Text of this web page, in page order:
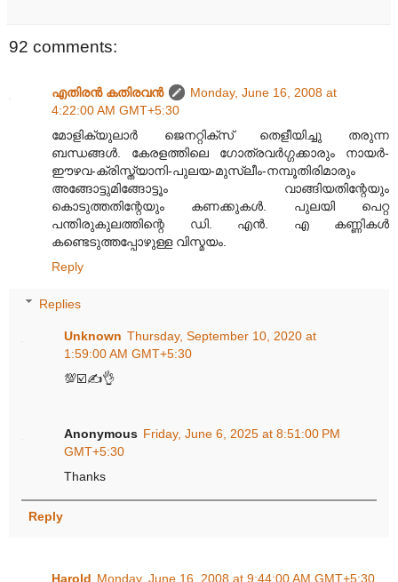
92 comments:
എതിരന്‍ കതിരവന്‍
Monday, June 16, 2008 at
4:22:00 AM GMT+5:30
മോളിക്യുലാര്‍‍ ജെനറ്റിക്സ് തെളീയിച്ചു തരുന്ന
ബന്ധങ്ങള്‍. കേരളത്തിലെ ഗോത്രവര്‍ഗ്ഗക്കാരും നായര്‍-
ഈഴവ-ക്രിസ്ത്യാനി-പുലയ-മുസ്ലീം-നമ്പൂതിരിമാരും
അങ്ങോട്ടുമിങ്ങോട്ടൂം വാങ്ങിയതിന്റേയും
കൊടുത്തതിന്റേയും കണക്കുകള്‍. പുലയി പെറ്റ
പന്തിരുകുലത്തിന്റെ ഡി. എന്‍. എ കണ്ണികള്‍
കണ്ടെടുത്തപ്പോഴുള്ള വിസ്മയം.
Reply
Replies
Unknown Thursday, September 10, 2020 at
1:59:00 AM GMT+5:30
💯☑️✍️👌
Anonymous Friday, June 6, 2025 at 8:51:00 PM
GMT+5:30
Thanks
Reply
Harold Monday, June 16, 2008 at 9:44:00 AM GMT+5:30